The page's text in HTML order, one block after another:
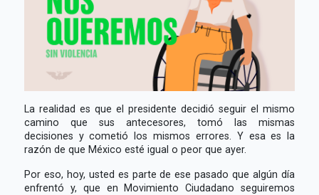
La realidad es que el presidente decidió seguir el mismo
camino que sus antecesores, tomó las mismas
decisiones y cometió los mismos errores. Y esa es la
razón de que México esté igual o peor que ayer.
Por eso, hoy, usted es parte de ese pasado que algún día
enfrentó y, que en Movimiento Ciudadano seguiremos